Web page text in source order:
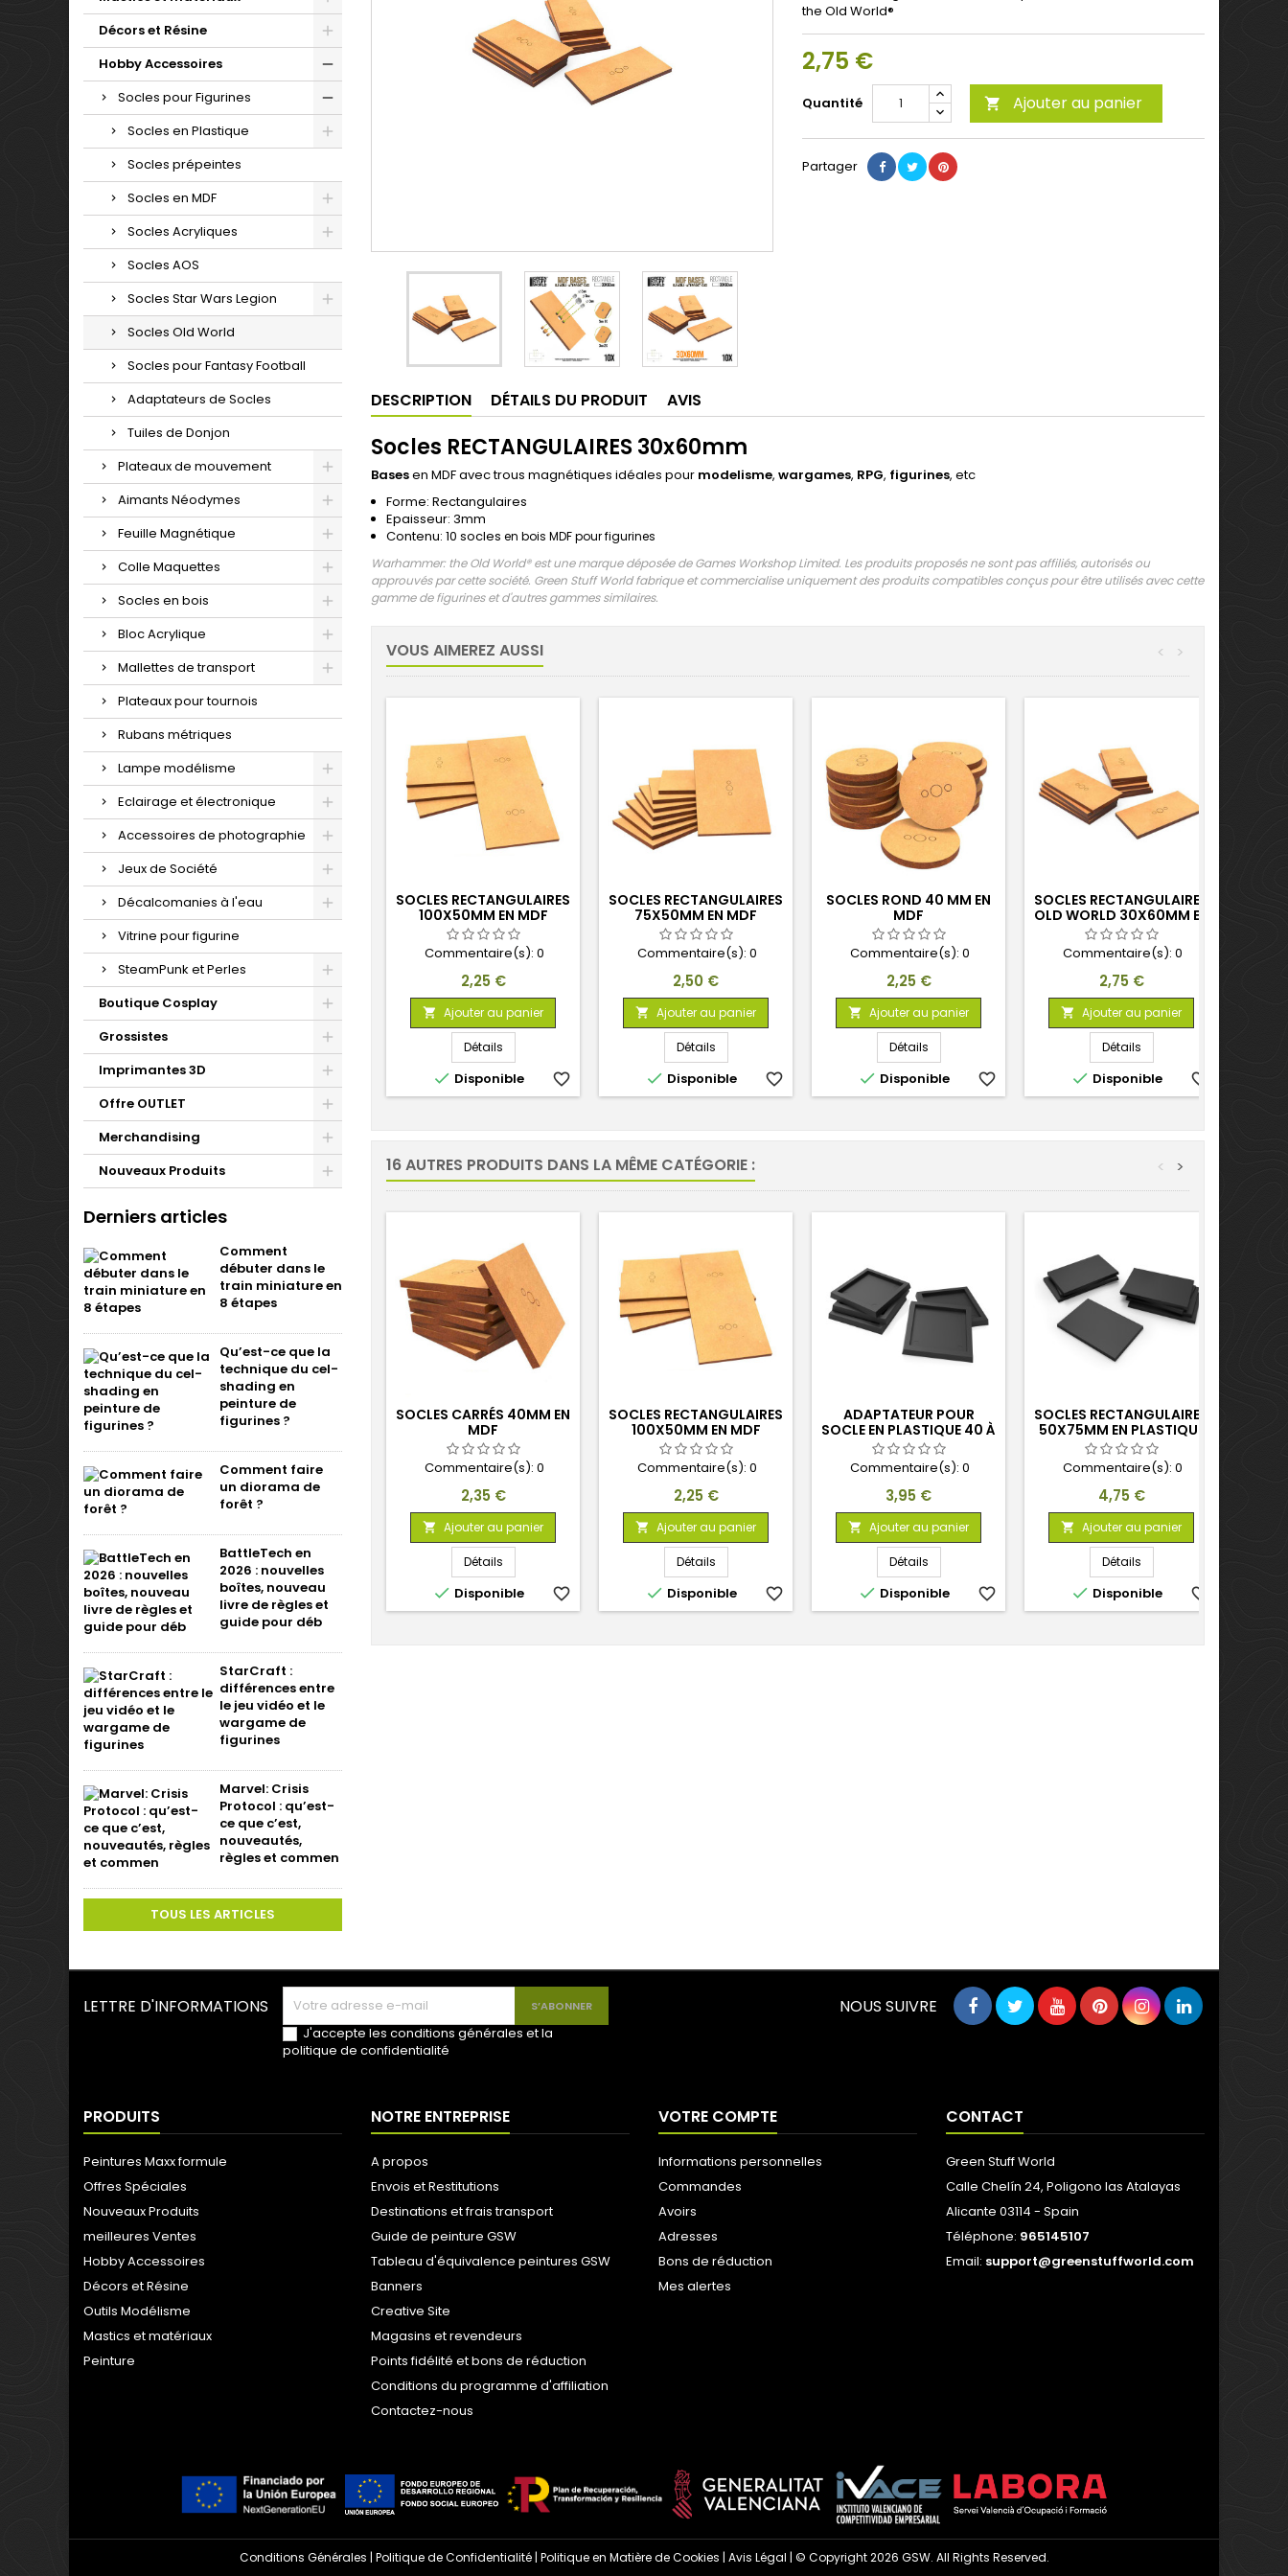
Décors et Résine
Hobby Accessoires
Socles pour Figurines
Socles en Plastique
Socles prépeintes
Socles en MDF
Socles Acryliques
Socles AOS
Socles Star Wars Legion
Socles Old World
Socles pour Fantasy Football
Adaptateurs de Socles
Tuiles de Donjon
Plateaux de mouvement
Aimants Néodymes
Feuille Magnétique
Colle Maquettes
Socles en bois
Bloc Acrylique
Mallettes de transport
Plateaux pour tournois
Rubans métriques
Lampe modélisme
Eclairage et électronique
Accessoires de photographie
Jeux de Société
Décalcomanies à l'eau
Vitrine pour figurine
SteamPunk et Perles
Boutique Cosplay
Grossistes
Imprimantes 3D
Offre OUTLET
Merchandising
Nouveaux Produits
Derniers articles
Comment
débuter dans le
train miniature en
8 étapes
Qu’est-ce que la
technique du cel-
shading en
peinture de
figurines ?
Comment faire
un diorama de
forêt ?
BattleTech en
2026 : nouvelles
boîtes, nouveau
livre de règles et
guide pour déb
StarCraft :
différences entre
le jeu vidéo et le
wargame de
figurines
Marvel: Crisis
Protocol : qu’est-
ce que c’est,
nouveautés,
règles et commen
TOUS LES ARTICLES
the Old World®
2,75 €
Quantité  Ajouter au panier
Partager
DESCRIPTION DÉTAILS DU PRODUIT AVIS
Socles RECTANGULAIRES 30x60mm
Basesen MDF avec trous magnétiques idéales pour modelisme, wargames, RPG, figurines, etc
Forme: Rectangulaires
Epaisseur: 3mm
Contenu: 10 socles en bois MDF pour figurines
Warhammer: the Old World® est une marque déposée de Games Workshop Limited. Les produits proposés ne sont pas affiliés, autorisés ou
approuvés par cette société. Green Stuff World fabrique et commercialise uniquement des produits compatibles conçus pour être utilisés avec cette
gamme de figurines et d'autres gammes similaires.
VOUS AIMEREZ AUSSI >
<
SOCLES RECTANGULAIRES
100X50MM EN MDF
Commentaire(s): 0
Prix
2,25 €
 Ajouter au panier
Détails
 Disponible favorite_border
SOCLES RECTANGULAIRES
75X50MM EN MDF
Commentaire(s): 0
Prix
2,50 €
 Ajouter au panier
Détails
 Disponible favorite_border
SOCLES ROND 40 MM EN
MDF
Commentaire(s): 0
Prix
2,25 €
 Ajouter au panier
Détails
 Disponible favorite_border
SOCLES RECTANGULAIRES
OLD WORLD 30X60MM EN
MDF
Commentaire(s): 0
Prix
2,75 €
 Ajouter au panier
Détails
 Disponible favorite_border
16 AUTRES PRODUITS DANS LA MÊME CATÉGORIE : >
<
SOCLES CARRÉS 40MM EN
MDF
Commentaire(s): 0
Prix
2,35 €
 Ajouter au panier
Détails
 Disponible favorite_border
SOCLES RECTANGULAIRES
100X50MM EN MDF
Commentaire(s): 0
Prix
2,25 €
 Ajouter au panier
Détails
 Disponible favorite_border
ADAPTATEUR POUR
SOCLE EN PLASTIQUE 40 À
50 MM
Commentaire(s): 0
Prix
3,95 €
 Ajouter au panier
Détails
 Disponible favorite_border
SOCLES RECTANGULAIRES
50X75MM EN PLASTIQUE
Commentaire(s): 0
Prix
4,75 €
 Ajouter au panier
Détails
 Disponible favorite_border
LETTRE D'INFORMATIONS
J'accepte les conditions générales et la
politique de confidentialité
NOUS SUIVRE
PRODUITS
Peintures Maxx formule
Offres Spéciales
Nouveaux Produits
meilleures Ventes
Hobby Accessoires
Décors et Résine
Outils Modélisme
Mastics et matériaux
Peinture
NOTRE ENTREPRISE
A propos
Envois et Restitutions
Destinations et frais transport
Guide de peinture GSW
Tableau d'équivalence peintures GSW
Banners
Creative Site
Magasins et revendeurs
Points fidélité et bons de réduction
Conditions du programme d'affiliation
Contactez-nous
VOTRE COMPTE
Informations personnelles
Commandes
Avoirs
Adresses
Bons de réduction
Mes alertes
CONTACT
Green Stuff World
Calle Chelín 24, Poligono las Atalayas
Alicante 03114 - Spain
Téléphone: 965145107
Email: support@greenstuffworld.com
Conditions Générales | Politique de Confidentialité| Politique en Matière de Cookies | Avis Légal | © Copyright 2026 GSW. All Rights Reserved.